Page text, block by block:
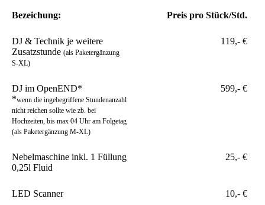
Bezeichung: Preis pro Stück/Std.
DJ & Technik je weitere
Zusatzstunde (als Paketergänzung
S-XL)
119,- €
DJ im OpenEND*
*wenn die ingebegriffene Stundenanzahl
nicht reichen sollte wie zb. bei
Hochzeiten, bis max 04 Uhr am Folgetag
(als Paketergänzung M-XL)
599,- €
Nebelmaschine inkl. 1 Füllung
0,25l Fluid
25,- €
LED Scanner 10,- €